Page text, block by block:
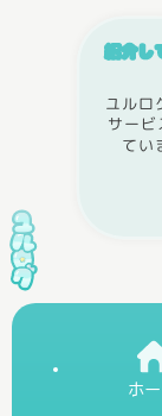
紹介し
ユルロ
サー
てい
ホ